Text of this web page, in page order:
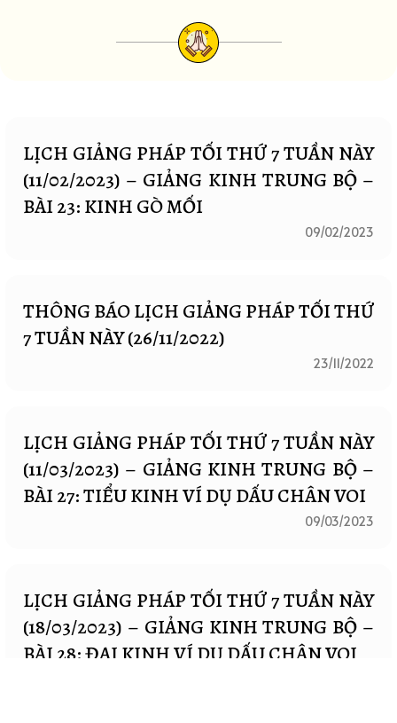
LỊCH GIẢNG PHÁP TỐI THỨ 7 TUẦN NÀY
(11/02/2023) – GIẢNG KINH TRUNG BỘ –
BÀI 23: KINH GÒ MỐI
09/02/2023
THÔNG BÁO LỊCH GIẢNG PHÁP TỐI THỨ
7 TUẦN NÀY (26/11/2022)
23/11/2022
LỊCH GIẢNG PHÁP TỐI THỨ 7 TUẦN NÀY
(11/03/2023) – GIẢNG KINH TRUNG BỘ –
BÀI 27: TIỂU KINH VÍ DỤ DẤU CHÂN VOI
09/03/2023
LỊCH GIẢNG PHÁP TỐI THỨ 7 TUẦN NÀY
(18/03/2023) – GIẢNG KINH TRUNG BỘ –
BÀI 28: ĐẠI KINH VÍ DỤ DẤU CHÂN VOI